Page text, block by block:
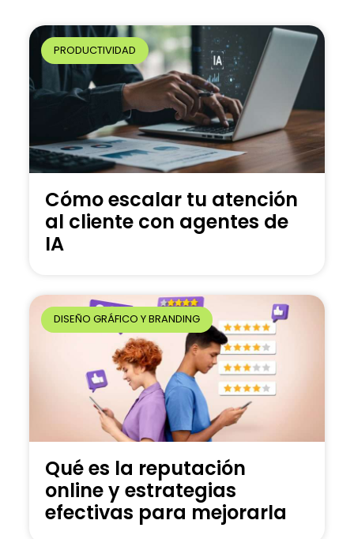
PRODUCTIVIDAD
Cómo escalar tu atención
al cliente con agentes de
IA
DISEÑO GRÁFICO Y BRANDING
Qué es la reputación
online y estrategias
efectivas para mejorarla